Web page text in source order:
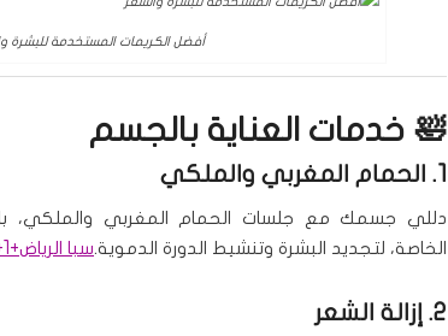
أفضل الكريمات المستخدمة للبشرة
🛀 خدمات العناية بالجسم
1. الحمام المغربي والملكي
دللي جسمك مع جلسات الحمام المغربي والملكي،
الخاصة، لتجديد البشرة وتنشيط الدورة الدموية.سبا الرياض+1
2. إزالة الشعر